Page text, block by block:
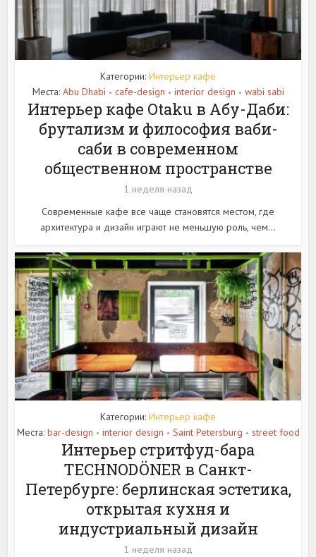
Категории: Интерьер кафе
Места: Abu Dhabi • cafe-design • interior design • wabi sabi
Интерьер кафе Otaku в Абу-Даби:
брутализм и философия ваби-
саби в современном
общественном пространстве
1 неделя назад
Современные кафе все чаще становятся местом, где
архитектура и дизайн играют не меньшую роль, чем...
Категории: Интерьер кафе
Места: bar-design • interior design • Saint Petersburg • street food
Интерьер стритфуд-бара
TECHNODÖNER в Санкт-
Петербурге: берлинская эстетика,
открытая кухня и
индустриальный дизайн
1 неделя назад